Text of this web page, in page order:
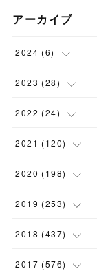
アーカイブ
2024 (6)
(1)
(1 )
(1)
(1 )
2023 (28)
(2)
(1)
(1)
(2)
2022 (24)
(5)
(2)
(2)
(1)
2021 (120)
(12)
(3)
(1)
(9)
2020 (198)
(12)
(11)
(12)
2019 (253)
(14)
(27)
2018 (437)
(23)
2017 (576)